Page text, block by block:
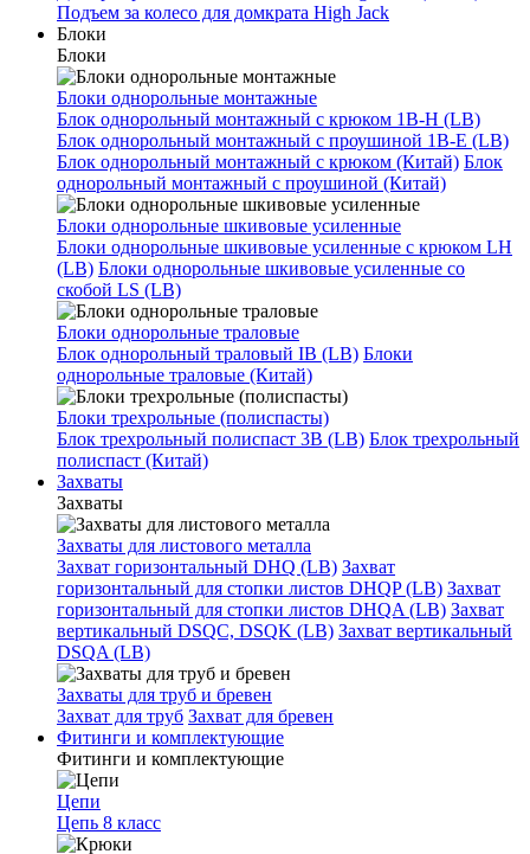
Подъем за колесо для домкрата High Jack
Блоки
Блоки
Блоки однорольные монтажные
Блок однорольный монтажный с крюком 1B-H (LB)
Блок однорольный монтажный с проушиной 1B-E (LB)
Блок однорольный монтажный с крюком (Китай) Блок
однорольный монтажный с проушиной (Китай)
Блоки однорольные шкивовые усиленные
Блоки однорольные шкивовые усиленные с крюком LH
(LB) Блоки однорольные шкивовые усиленные со
скобой LS (LB)
Блоки однорольные траловые
Блок однорольный траловый IB (LB) Блоки
однорольные траловые (Китай)
Блоки трехрольные (полиспасты)
Блок трехрольный полиспаст 3B (LB) Блок трехрольный
полиспаст (Китай)
Захваты
Захваты
Захваты для листового металла
Захват горизонтальный DHQ (LB) Захват
горизонтальный для стопки листов DHQP (LB) Захват
горизонтальный для стопки листов DHQA (LB) Захват
вертикальный DSQC, DSQK (LB) Захват вертикальный
DSQA (LB)
Захваты для труб и бревен
Захват для труб Захват для бревен
Фитинги и комплектующие
Фитинги и комплектующие
Цепи
Цепь 8 класс